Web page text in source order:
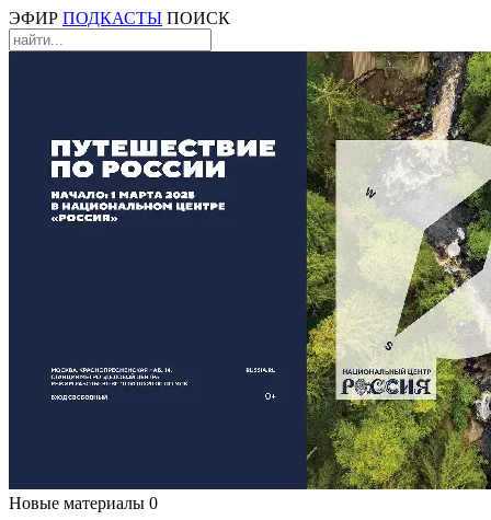
ЭФИР ПОДКАСТЫ ПОИСК
Новые материалы 0